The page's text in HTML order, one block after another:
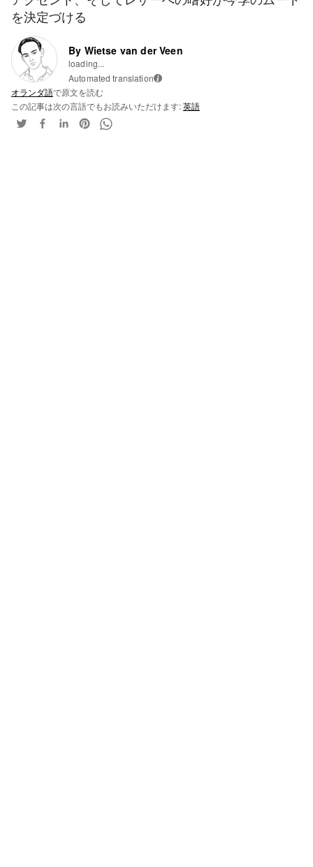
を決定づける
By Wietse van der Veen
loading...
Automated translation i
オランダ語で原文を読む
この記事は次の言語でもお読みいただけます:英語